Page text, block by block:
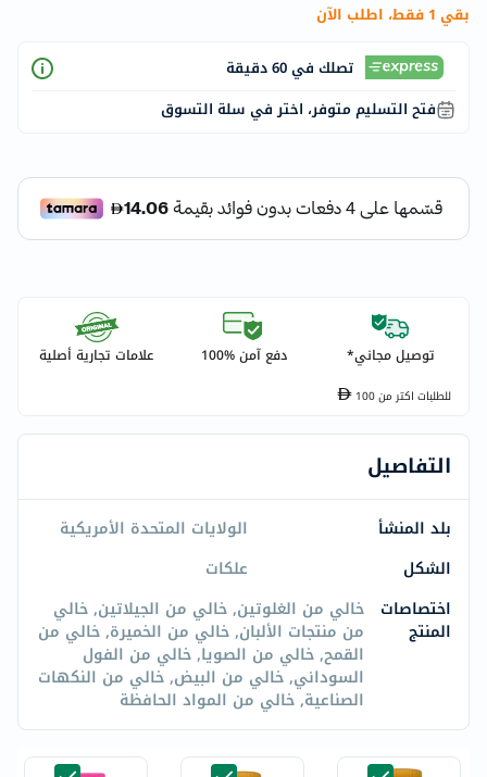
بقي 1 فقط، اطلب الآن
تصلك في 60 دقيقة
فتح التسليم متوفر، اختر في سلة التسوق
توصيل مجاني* دفع آمن %100 علامات تجارية أصلية
للطلبات اكتر من100
التفاصيل
بلد المنشأ
الولايات المتحدة الأمريكية
الشكل
علكات
اختصاصات
المنتج
خالي من الغلوتين, خالي من الجيلاتين, خالي
من منتجات الألبان, خالي من الخميرة, خالي من
القمح, خالي من الصويا, خالي من الفول
السوداني, خالي من البيض, خالي من النكهات
الصناعية, خالي من المواد الحافظة